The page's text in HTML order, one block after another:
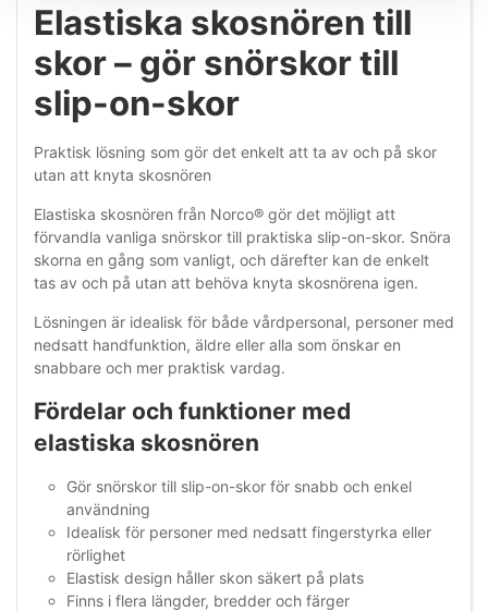
Elastiska skosnören till
skor – gör snörskor till
slip-on-skor
Praktisk lösning som gör det enkelt att ta av och på skor
utan att knyta skosnören
Elastiska skosnören från Norco® gör det möjligt att
förvandla vanliga snörskor till praktiska slip-on-skor. Snöra
skorna en gång som vanligt, och därefter kan de enkelt
tas av och på utan att behöva knyta skosnörena igen.
Lösningen är idealisk för både vårdpersonal, personer med
nedsatt handfunktion, äldre eller alla som önskar en
snabbare och mer praktisk vardag.
Fördelar och funktioner med
elastiska skosnören
Gör snörskor till slip-on-skor för snabb och enkel
användning
Idealisk för personer med nedsatt fingerstyrka eller
rörlighet
Elastisk design håller skon säkert på plats
Finns i flera längder, bredder och färger